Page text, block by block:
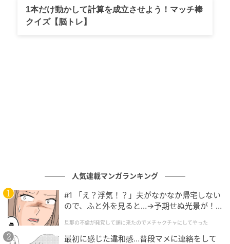
コーヒー豆はレインフォレスト・アライアンス認証を
受けた農場より仕入れています。
■商品ラインナップ
1本だけ動かして計算を成立させよう！マッチ棒
クイズ【脳トレ】
人気連載マンガランキング
#1 「え？浮気！？」夫がなかなか帰宅しない
ので、ふと外を見ると…→予期せぬ光景が！
クチャにしてやった
旦那の不倫が発覚して頭に来たのでメチャクチャにしてやった
最初に感じた違和感…普段マメに連絡をして